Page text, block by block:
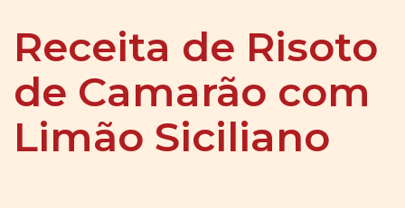
Receita de Risoto
de Camarão com
Limão Siciliano